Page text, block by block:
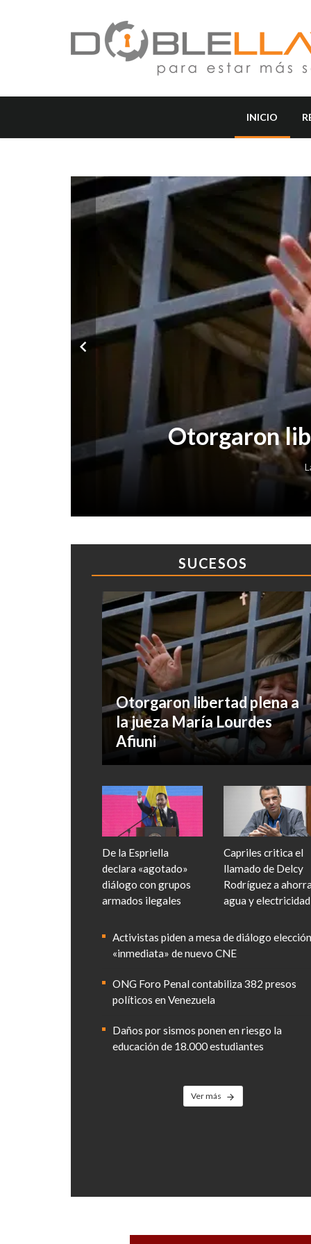
INICIO
Otorgaron
SUCESOS
Otorgaron libertad plena a
la jueza María Lourdes
Afiuni
De la Espriella
declara «agotado»
diálogo con grupos
armados ilegales
Capriles critica el
llamado de Delcy
Rodríguez a
agua y electricidad
Activistas piden a mesa de diálogo elección
«inmediata» de nuevo CNE
ONG Foro Penal contabiliza 382 presos
políticos en Venezuela
Daños por sismos ponen en riesgo la
educación de 18.000 estudiantes
Ver más